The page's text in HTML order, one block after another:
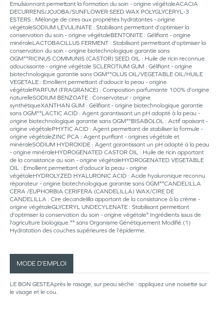
Emulsionnant permettant la formation du soin - origine végétaleACACIA
DECURRENS/JOJOBA/SUNFLOWER SEED WAX POLYGLYCERYL-3
ESTERS : Mélange de cires aux propriétés hydratantes - origine
végétaleSODIUM LEVULINATE : Stabilisant permettant d'optimiser la
conservation du soin - origine végétaleBENTONITE : Gélifiant - origine
minéraleLACTOBACILLUS FERMENT : Stabilisant permettant d'optimiser la
conservation du soin - origine biotechnologique garantie sans
OGM**RICINUS COMMUNIS (CASTOR) SEED OIL : Huile de ricin reconnue
adoucissante - origine végétale SCLEROTIUM GUM : Gélifiant - origine
biotechnologique garantie sans OGM**OLUS OIL/VEGETABLE OIL/HUILE
VEGETALE : Emollient permettant d'adoucir la peau - origine
végétalePARFUM (FRAGRANCE) : Composition parfumante 100% d'origine
naturelleSODIUM BENZOATE : Conservateur - origine
synthétiqueXANTHAN GUM : Gélifiant - origine biotechnologique garantie
sans OGM**LACTIC ACID : Agent garantissant un pH adapté à la peau -
origine biotechnologique garantie sans OGM**BISABOLOL : Actif apaisant -
origine végétalePHYTIC ACID : Agent permettant de stabiliser la formule -
origine végétaleZINC PCA : Agent purifiant - origines végétale et
minéraleSODIUM HYDROXIDE : Agent garantissant un pH adapté à la peau
- origine minéraleHYDROGENATED CASTOR OIL : Huile de ricin apportant
de la consistance au soin - origine végétaleHYDROGENATED VEGETABLE
OIL : Emollient permettant d'adoucir la peau - origine
végétaleHYDROLYZED HYALURONIC ACID : Acide hyaluronique reconnu
réparateur - origine biotechnologique garantie sans OGM**CANDELILLA
CERA /EUPHORBIA CERIFERA (CANDELILLA) WAX/CIRE DE
CANDELILLA : Cire decandelilla apportant de la consistance à la crème -
origine végétaleGLYCERYL UNDECYLENATE : Stabilisant permettant
d'optimiser la conservation du soin - origine végétale* Ingrédients issus de
l'agriculture biologique.** sans Organisme Génétiquement Modifié.(1)
Hydratation des couches supérieures de l'épiderme.
MODE D’EMPLOI
LE BON GESTEAprès le rasage, sur peau sèche : appliquez une noisette sur
le visage et le cou.